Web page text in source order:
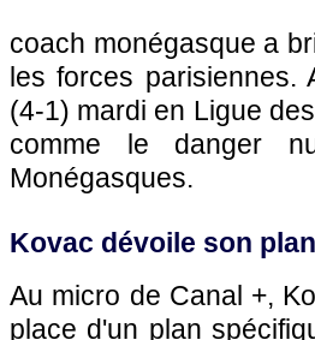
coach monégasque a
les forces parisiennes.
(4-1) mardi en Ligue
comme le danger
Monégasques.
Kovac dévoile son
Au micro de Canal +,
place d'un plan